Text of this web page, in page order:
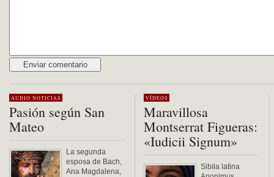
AUDIO NOTICIAS
Pasión según San
Mateo
La segunda
esposa de Bach,
Ana Magdalena,
VÍDEOS
Maravillosa
Montserrat Figueras:
«Iudicii Signum»
Sibila latina